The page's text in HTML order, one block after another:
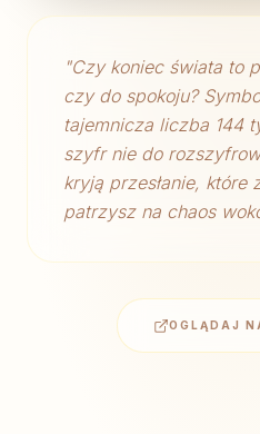
"Czy koniec świata to
czy do spokoju?
tajemnicza liczba 144
szyfr nie do
kryją przesłanie, które
patrzysz na chaos
OGLĄDAJ